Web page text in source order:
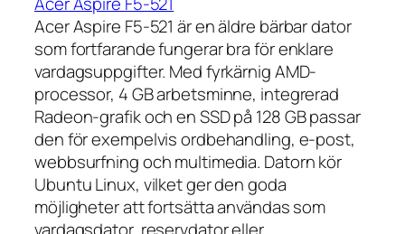
Acer Aspire F5-521 är en äldre bärbar dator
som fortfarande fungerar bra för enklare
vardagsuppgifter. Med fyrkärnig AMD-
processor, 4 GB arbetsminne, integrerad
Radeon-grafik och en SSD på 128 GB passar
den för exempelvis ordbehandling, e-post,
webbsurfning och multimedia. Datorn kör
Ubuntu Linux, vilket ger den goda
möjligheter att fortsätta användas som